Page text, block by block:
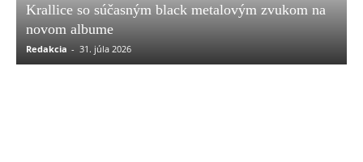
Krallice so súčasným black metalovým zvukom na
novom albume
Redakcia - 31. júla 2026